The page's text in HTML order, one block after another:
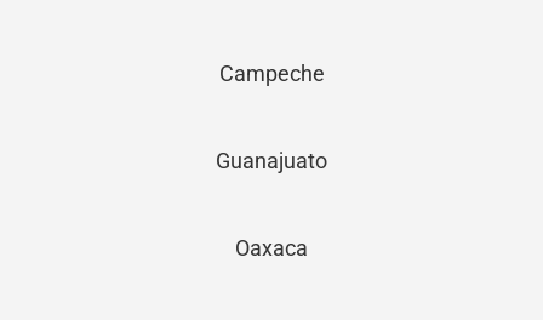
Campeche
Guanajuato
Oaxaca